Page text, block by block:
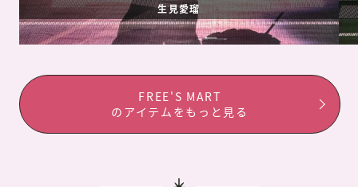
生見愛瑠
FREE'S MART
のアイテムをもっと見る